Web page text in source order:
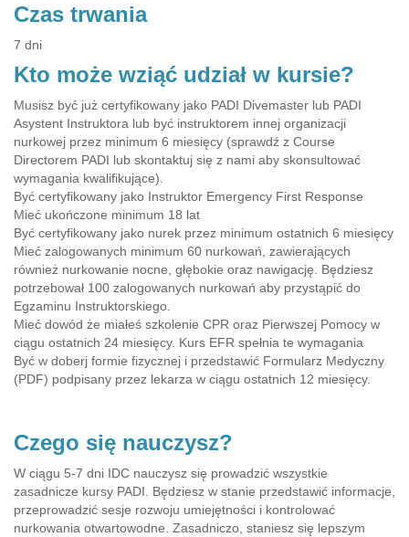
Czas trwania
7 dni
Kto może wziąć udział w kursie?
Musisz być już certyfikowany jako PADI Divemaster lub PADI
Asystent Instruktora lub być instruktorem innej organizacji
nurkowej przez minimum 6 miesięcy (sprawdź z Course
Directorem PADI lub skontaktuj się z nami aby skonsultować
wymagania kwalifikujące).
Być certyfikowany jako Instruktor Emergency First Response
Mieć ukończone minimum 18 lat
Być certyfikowany jako nurek przez minimum ostatnich 6 miesięcy
Mieć zalogowanych minimum 60 nurkowań, zawierających
również nurkowanie nocne, głębokie oraz nawigację. Będziesz
potrzebował 100 zalogowanych nurkowań aby przystąpić do
Egzaminu Instruktorskiego.
Mieć dowód że miałeś szkolenie CPR oraz Pierwszej Pomocy w
ciągu ostatnich 24 miesięcy. Kurs EFR spełnia te wymagania
Być w doberj formie fizycznej i przedstawić Formularz Medyczny
(PDF) podpisany przez lekarza w ciągu ostatnich 12 miesięcy.
Czego się nauczysz?
W ciągu 5-7 dni IDC nauczysz się prowadzić wszystkie
zasadnicze kursy PADI. Będziesz w stanie przedstawić informacje,
przeprowadzić sesje rozwoju umiejętności i kontrolować
nurkowania otwartowodne. Zasadniczo, staniesz się lepszym